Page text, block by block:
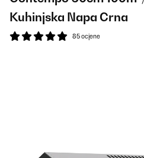
Kuhinjska Napa Crna
85 ocjene